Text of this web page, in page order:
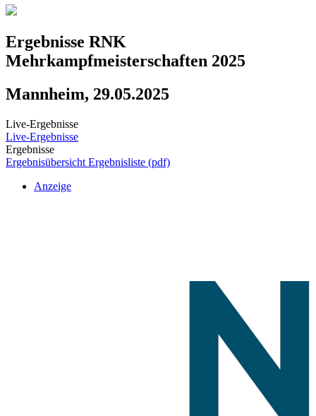
Ergebnisse RNK
Mehrkampfmeisterschaften 2025
Mannheim, 29.05.2025
Live-Ergebnisse
Live-Ergebnisse
Ergebnisse
Ergebnisübersicht Ergebnisliste (pdf)
Anzeige